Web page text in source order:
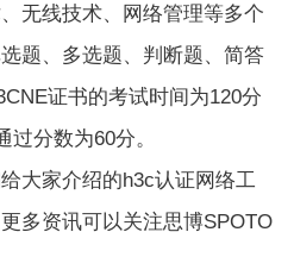
无线技术、网络管理等多个
题、多选题、判断题、简答
证书的考试时间为120分
分数为60分。
大家介绍的h3c认证网络工
多资讯可以关注思博SPOTO